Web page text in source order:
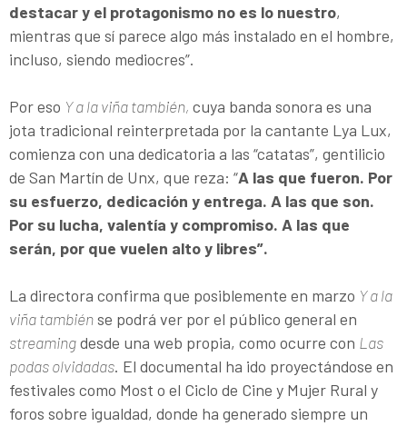
destacar y el protagonismo no es lo nuestro,
mientras que sí parece algo más instalado en el hombre,
incluso, siendo mediocres”.
Por eso Y a la viña también, cuya banda sonora es una
jota tradicional reinterpretada por la cantante Lya Lux,
comienza con una dedicatoria a las “catatas”, gentilicio
de San Martín de Unx, que reza: “A las que fueron. Por
su esfuerzo, dedicación y entrega. A las que son.
Por su lucha, valentía y compromiso. A las que
serán, por que vuelen alto y libres”.
La directora confirma que posiblemente en marzo Y a la
viña tambiénse podrá ver por el público general en
streamingdesde una web propia, como ocurre con Las
podas olvidadas. El documental ha ido proyectándose en
festivales como Most o el Ciclo de Cine y Mujer Rural y
foros sobre igualdad, donde ha generado siempre un